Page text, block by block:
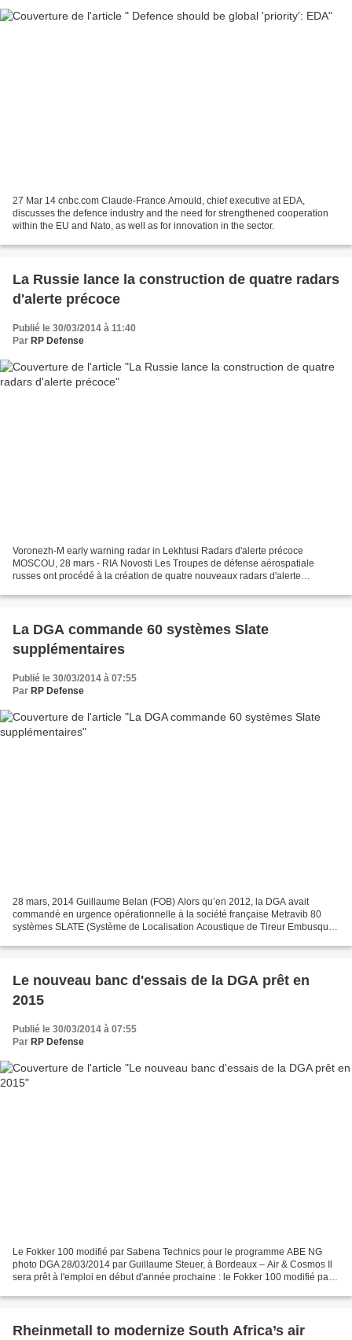
27 Mar 14 cnbc.com Claude-France Arnould, chief executive at EDA,
discusses the defence industry and the need for strengthened cooperation
within the EU and Nato, as well as for innovation in the sector.
La Russie lance la construction de quatre radars
d'alerte précoce
Publié le 30/03/2014 à 11:40
Par RP Defense
Voronezh-M early warning radar in Lekhtusi Radars d'alerte précoce
MOSCOU, 28 mars - RIA Novosti Les Troupes de défense aérospatiale
russes ont procédé à la création de quatre nouveaux radars d'alerte
La DGA commande 60 systèmes Slate
supplémentaires
Publié le 30/03/2014 à 07:55
Par RP Defense
28 mars, 2014 Guillaume Belan (FOB) Alors qu’en 2012, la DGA avait
commandé en urgence opérationnelle à la société française Metravib 80
systèmes SLATE (Système de Localisation Acoustique de Tireur Embusqué)
Le nouveau banc d'essais de la DGA prêt en
2015
Publié le 30/03/2014 à 07:55
Par RP Defense
Le Fokker 100 modifié par Sabena Technics pour le programme ABE NG
photo DGA 28/03/2014 par Guillaume Steuer, à Bordeaux – Air & Cosmos Il
sera prêt à l'emploi en début d'année prochaine : le Fokker 100 modifié par
Rheinmetall to modernize South Africa’s air